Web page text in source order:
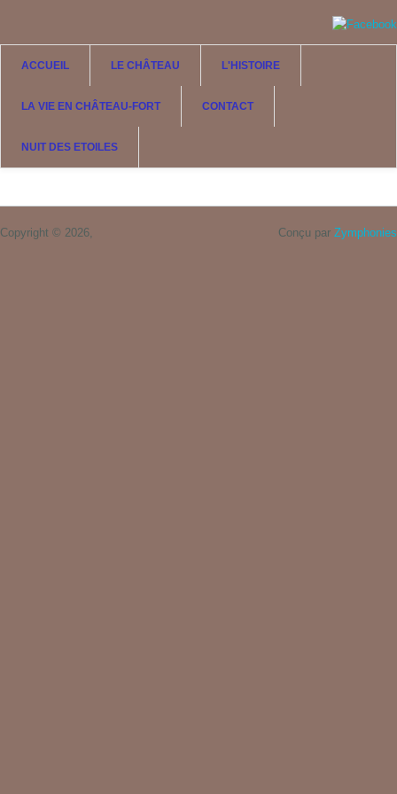
ACCUEIL LE CHÂTEAU L'HISTOIRE
LA VIE EN CHÂTEAU-FORT CONTACT
NUIT DES ETOILES
Copyright © 2026, Conçu par Zymphonies